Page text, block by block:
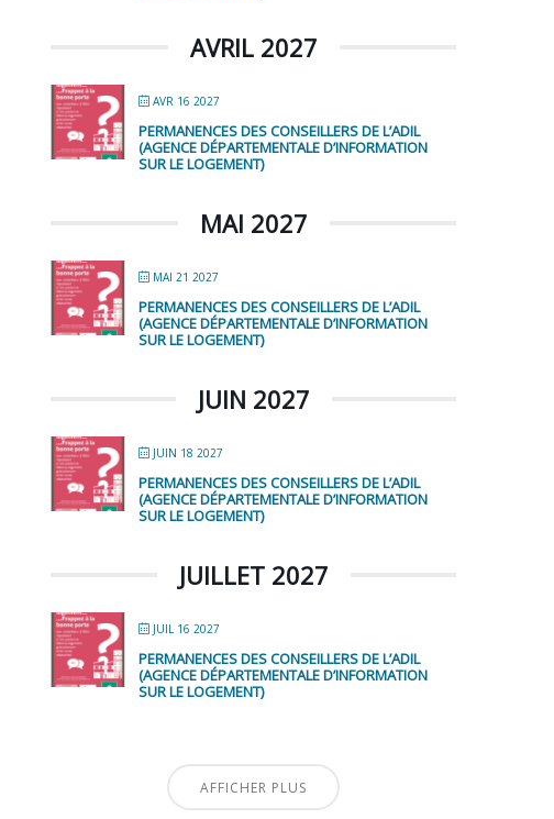
AVRIL 2027
AVR 16 2027
PERMANENCES DES CONSEILLERS DE L’ADIL
(AGENCE DÉPARTEMENTALE D’INFORMATION
SUR LE LOGEMENT)
MAI 2027
MAI 21 2027
PERMANENCES DES CONSEILLERS DE L’ADIL
(AGENCE DÉPARTEMENTALE D’INFORMATION
SUR LE LOGEMENT)
JUIN 2027
JUIN 18 2027
PERMANENCES DES CONSEILLERS DE L’ADIL
(AGENCE DÉPARTEMENTALE D’INFORMATION
SUR LE LOGEMENT)
JUILLET 2027
JUIL 16 2027
PERMANENCES DES CONSEILLERS DE L’ADIL
(AGENCE DÉPARTEMENTALE D’INFORMATION
SUR LE LOGEMENT)
AFFICHER PLUS